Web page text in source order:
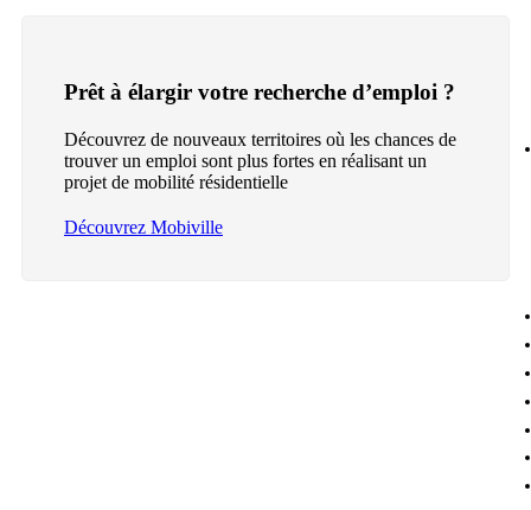
Prêt à élargir votre recherche d’emploi ?
Découvrez de nouveaux territoires où les chances de
trouver un emploi sont plus fortes en réalisant un
projet de mobilité résidentielle
Découvrez Mobiville